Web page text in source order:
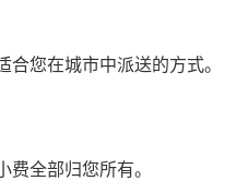
您在城市中派送的方式。
全部归您所有。